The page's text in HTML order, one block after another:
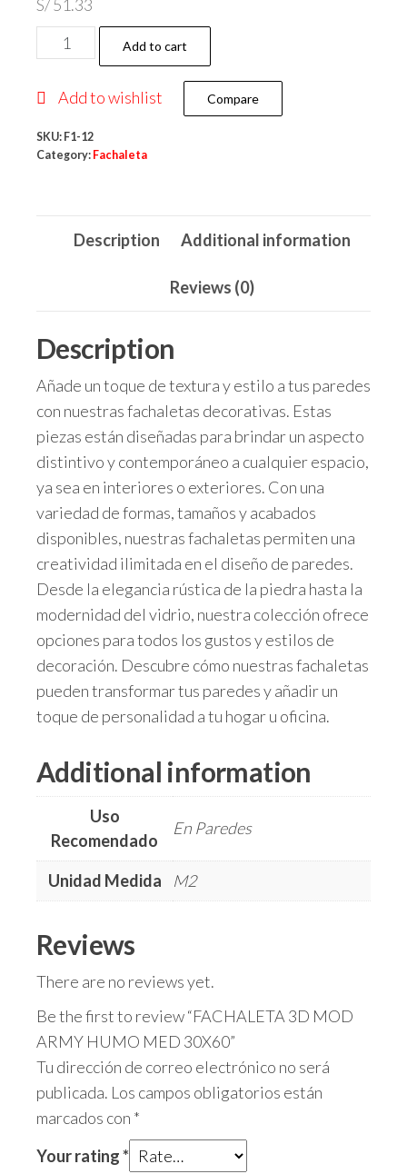
S/51.33
FACHALETA
3D
MOD
HUMO
MED
Add to cart
Add to wishlist Compare
SKU: F1-12
Category: Fachaleta
Description Additional information
Reviews (0)
Description
Añade un toque de textura y estilo a tus paredes
con nuestras fachaletas decorativas. Estas
piezas están diseñadas para brindar un aspecto
distintivo y contemporáneo a cualquier espacio,
ya sea en interiores o exteriores. Con una
variedad de formas, tamaños y acabados
disponibles, nuestras fachaletas permiten una
creatividad ilimitada en el diseño de paredes.
Desde la elegancia rústica de la piedra hasta la
modernidad del vidrio, nuestra colección ofrece
opciones para todos los gustos y estilos de
decoración. Descubre cómo nuestras fachaletas
pueden transformar tus paredes y añadir un
toque de personalidad a tu hogar u oficina.
Additional information
Uso
Recomendado
En Paredes
Unidad Medida M2
Reviews
There are no reviews yet.
Be the first to review “FACHALETA 3D MOD
ARMY HUMO MED 30X60”
Tu dirección de correo electrónico no será
publicada. Los campos obligatorios están
marcados con *
Your rating*